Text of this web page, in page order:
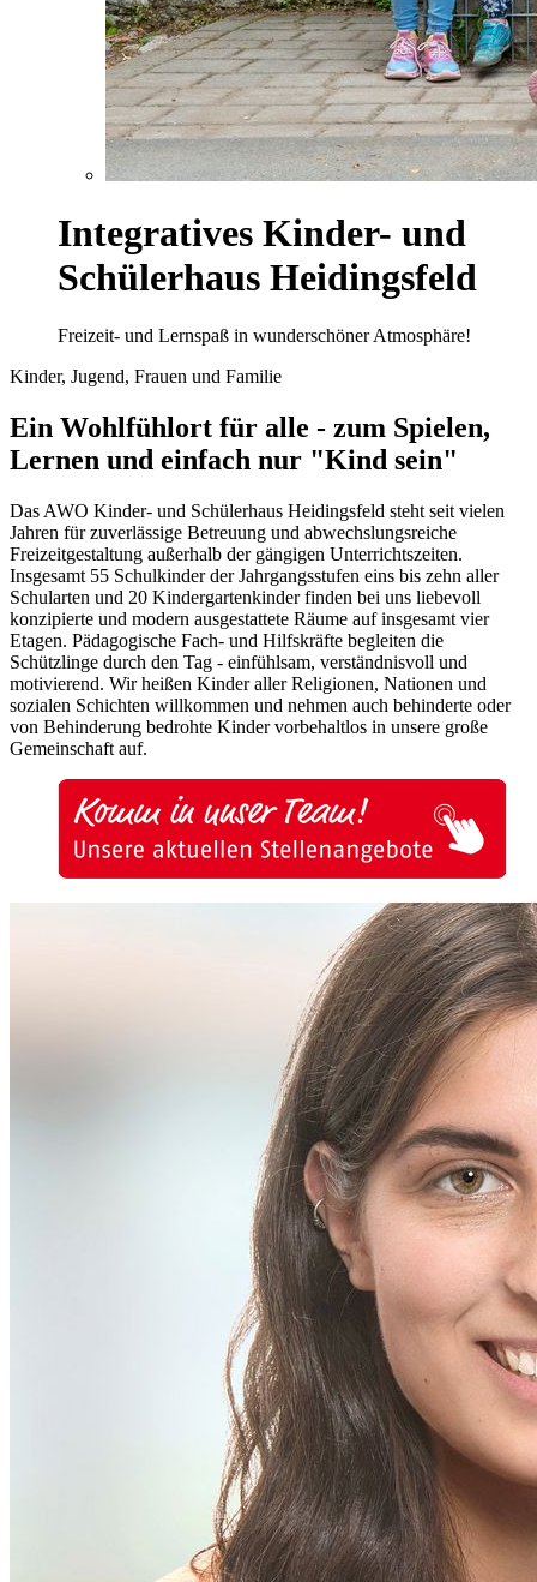
Integratives Kinder- und
Schülerhaus Heidingsfeld
Freizeit- und Lernspaß in wunderschöner Atmosphäre!
Kinder, Jugend, Frauen und Familie
Ein Wohlfühlort für alle - zum Spielen,
Lernen und einfach nur "Kind sein"
Das AWO Kinder- und Schülerhaus Heidingsfeld steht seit vielen
Jahren für zuverlässige Betreuung und abwechslungsreiche
Freizeitgestaltung außerhalb der gängigen Unterrichtszeiten.
Insgesamt 55 Schulkinder der Jahrgangsstufen eins bis zehn aller
Schularten und 20 Kindergartenkinder finden bei uns liebevoll
konzipierte und modern ausgestattete Räume auf insgesamt vier
Etagen. Pädagogische Fach- und Hilfskräfte begleiten die
Schützlinge durch den Tag - einfühlsam, verständnisvoll und
motivierend. Wir heißen Kinder aller Religionen, Nationen und
sozialen Schichten willkommen und nehmen auch behinderte oder
von Behinderung bedrohte Kinder vorbehaltlos in unsere große
Gemeinschaft auf.